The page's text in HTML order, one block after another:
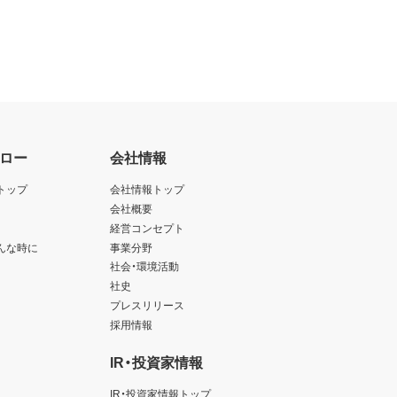
ー
ップ
な時に
会社情報
会社情報トップ
会社概要
経営コンセプト
事業分野
社会・環境活動
社史
プレスリリース
採用情報
IR・投資家情報
IR・投資家情報トップ